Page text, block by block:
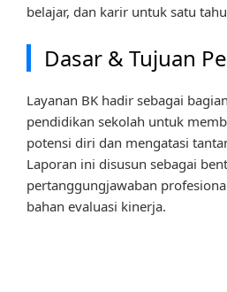
belajar, dan karir untuk satu
Dasar & Tujuan
Layanan BK hadir sebagai
pendidikan sekolah untuk
potensi diri dan mengatasi
Laporan ini disusun sebagai
pertanggungjawaban
bahan evaluasi kinerja.